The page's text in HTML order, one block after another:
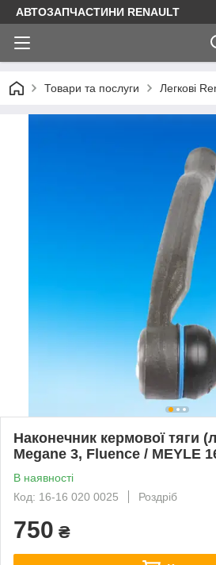
АВТОЗАПЧАСТИНИ RENAULT
Товари та послуги Легкові
Наконечник кермової тяги
Megane 3, Fluence / MEYLE
В наявності
Код: 16-16 020 0025
Роздріб
750 ₴